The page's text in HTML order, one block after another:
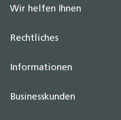
Wir helfen Ihnen
Rechtliches
Informationen
Businesskunden